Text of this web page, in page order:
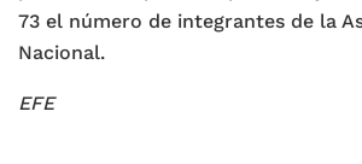
73 el número de integrantes de la
Nacional.
EFE